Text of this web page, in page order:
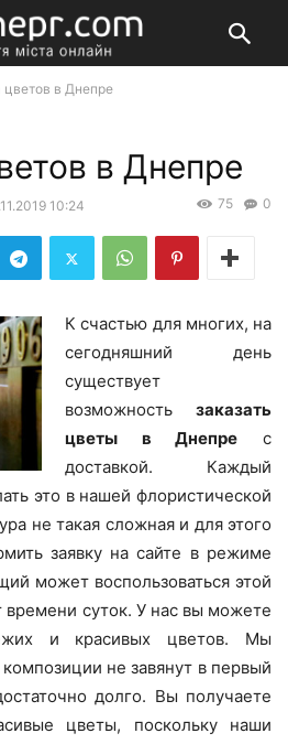
цветов в Днепре
в Днепре
10:24 0
75
К счастью для многих, на
сегодняшний день
существует
возможность заказать
цветы в Днепре с
доставкой. Каждый
это в нашей флористической
не такая сложная и для этого
заявку на сайте в режиме
может воспользоваться этой
времени суток. У нас вы можете
и красивых цветов. Мы
не завянут в первый
долго. Вы получаете
цветы, поскольку наши